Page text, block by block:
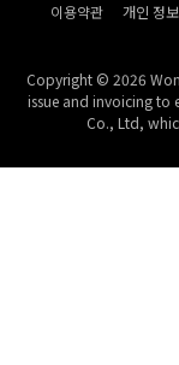
이용약관 개인 정
Copyright © 2026
issue and invoicing to
Co., Ltd,